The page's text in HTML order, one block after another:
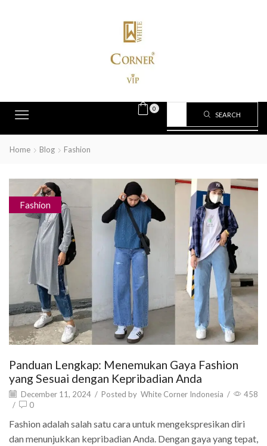
0
SEARCH
Home Blog Fashion
Fashion
Panduan Lengkap: Menemukan Gaya Fashion
yang Sesuai dengan Kepribadian Anda
December 11, 2024 / Posted by White Corner Indonesia /
458
/
0
Fashion adalah salah satu cara untuk mengekspresikan diri
dan menunjukkan kepribadian Anda. Dengan gaya yang tepat,